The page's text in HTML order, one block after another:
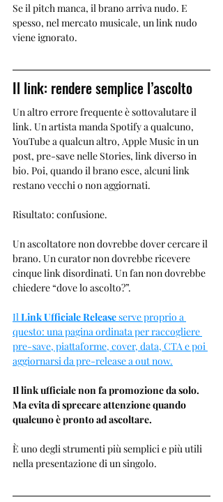
Se il pitch manca, il brano arriva nudo. E
spesso, nel mercato musicale, un link nudo
viene ignorato.
Il link: rendere semplice l’ascolto
Un altro errore frequente è sottovalutare il
link. Un artista manda Spotify a qualcuno,
YouTube a qualcun altro, Apple Music in un
post, pre-save nelle Stories, link diverso in
bio. Poi, quando il brano esce, alcuni link
restano vecchi o non aggiornati.
Risultato: confusione.
Un ascoltatore non dovrebbe dover cercare il
brano. Un curator non dovrebbe ricevere
cinque link disordinati. Un fan non dovrebbe
chiedere “dove lo ascolto?”.
Il Link Ufficiale Release serve proprio a
questo: una pagina ordinata per raccogliere
pre-save, piattaforme, cover, data, CTA e poi
aggiornarsi da pre-release a out now.
Il link ufficiale non fa promozione da solo.
Ma evita di sprecare attenzione quando
qualcuno è pronto ad ascoltare.
È uno degli strumenti più semplici e più utili
nella presentazione di un singolo.